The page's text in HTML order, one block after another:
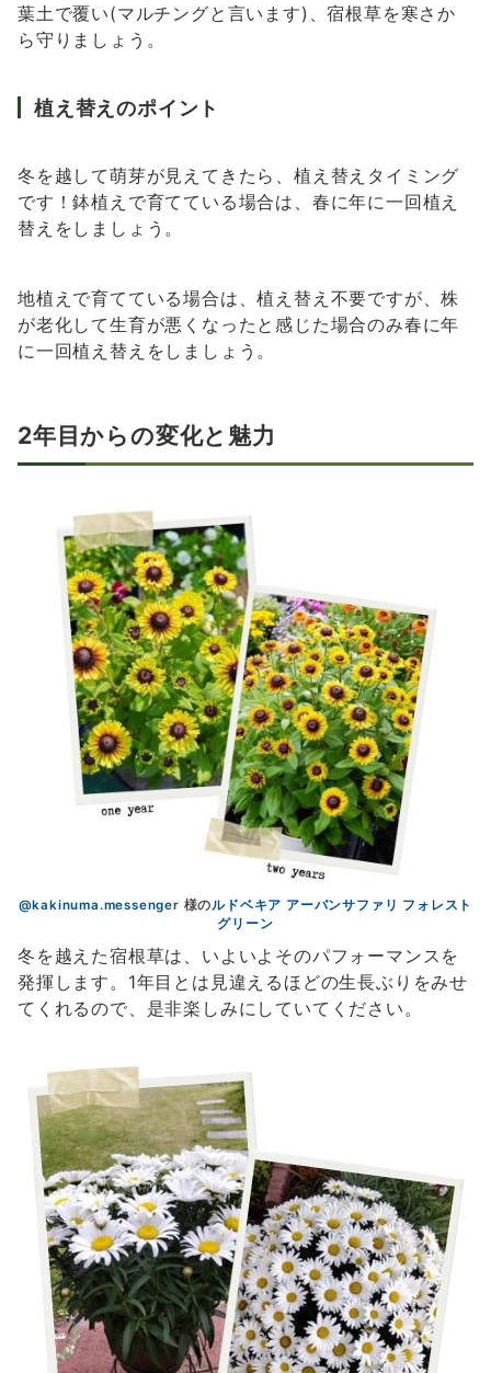
葉土で覆い(マルチングと言います)、宿根草を寒さか
ら守りましょう。
植え替えのポイント
冬を越して萌芽が見えてきたら、植え替えタイミング
です！鉢植えで育てている場合は、春に年に一回植え
替えをしましょう。
地植えで育てている場合は、植え替え不要ですが、株
が老化して生育が悪くなったと感じた場合のみ春に年
に一回植え替えをしましょう。
2年目からの変化と魅力
@kakinuma.messenger 様のルドベキア アーバンサファリ フォレスト
グリーン
冬を越えた宿根草は、いよいよそのパフォーマンスを
発揮します。1年目とは見違えるほどの生長ぶりをみせ
てくれるので、是非楽しみにしていてください。